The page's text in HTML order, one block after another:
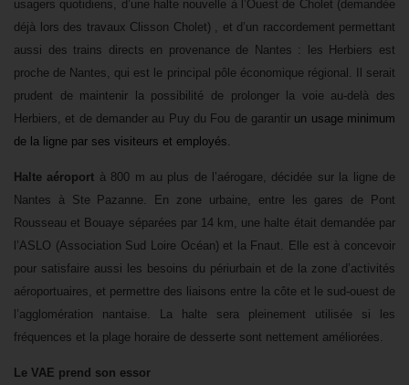
usagers quotidiens, d’une halte nouvelle à l’Ouest de Cholet (demandée
déjà lors des travaux Clisson Cholet) , et d’un raccordement permettant
aussi des trains directs en provenance de Nantes : les Herbiers est
proche de Nantes, qui est le principal pôle économique régional. Il serait
prudent de maintenir la possibilité de prolonger la voie au-delà des
Herbiers, et de demander au Puy du Fou de garantir un usage minimum
de la ligne par ses visiteurs et employés.
Halte aéroport à 800 m au plus de l’aérogare,
décidée sur la ligne de
Nantes à Ste Pazanne. En zone urbaine, entre les gares de Pont
Rousseau et Bouaye séparées par 14 km, une halte était demandée par
l’ASLO (Association Sud Loire Océan) et la Fnaut. Elle est à concevoir
pour satisfaire aussi les besoins du périurbain et de la zone d’activités
aéroportuaires, et permettre des liaisons entre la côte et le sud-ouest de
l’agglomération nantaise. La halte sera pleinement utilisée si les
fréquences et la plage horaire de desserte sont nettement améliorées.
Le VAE prend son essor